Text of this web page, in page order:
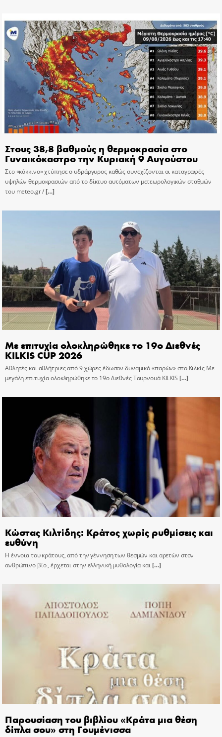
Στους 38,8 βαθμούς η θερμοκρασία στο
Γυναικόκαστρο την Κυριακή 9 Αυγούστου
Στο «κόκκινο» χτύπησε ο υδράργυρος καθώς συνεχίζονται οι καταγραφές
υψηλών θερμοκρασιών από το δίκτυο αυτόματων μετεωρολογικών σταθμών
του meteo.gr /[…]
Με επιτυχία ολοκληρώθηκε το 19ο Διεθνές
KILKIS CUP 2026
Αθλητές και αθλήτριες από 9 χώρες έδωσαν δυναμικό «παρών» στο Κιλκίς Με
μεγάλη επιτυχία ολοκληρώθηκε το 19ο Διεθνές Τουρνουά KILKIS […]
Κώστας Κιλτίδης: Κράτος χωρίς ρυθμίσεις και
ευθύνη
Η έννοια του κράτους, από την γέννηση των θεσμών και αρετών στον
ανθρώπινο βίο , έρχεται στην ελληνική μυθολογία και[…]
Παρουσίαση του βιβλίου «Κράτα μια θέση
δίπλα σου» στη Γουμένισσα